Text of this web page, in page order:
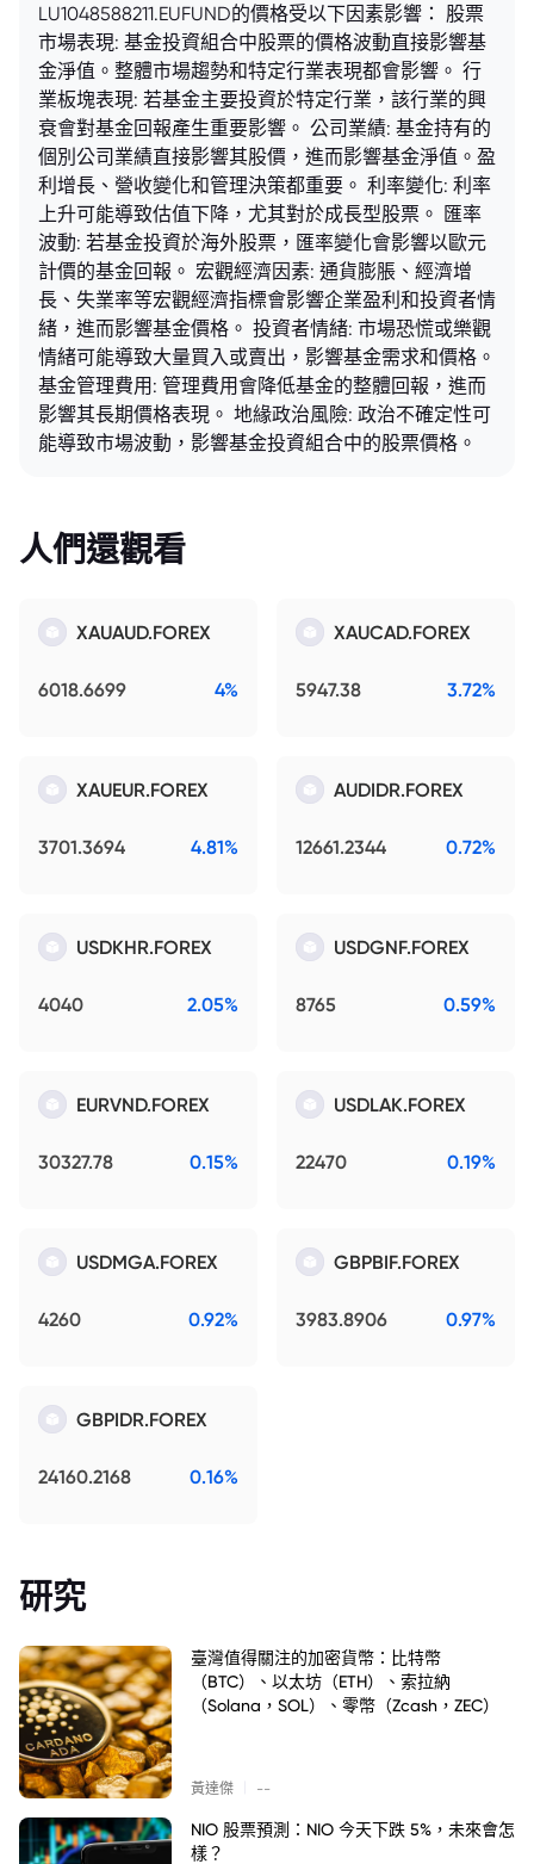
LU1048588211.EUFUND的價格受以下因素影響： 股票
市場表現: 基金投資組合中股票的價格波動直接影響基
金淨值。整體市場趨勢和特定行業表現都會影響。 行
業板塊表現: 若基金主要投資於特定行業，該行業的興
衰會對基金回報產生重要影響。 公司業績: 基金持有的
個別公司業績直接影響其股價，進而影響基金淨值。盈
利增長、營收變化和管理決策都重要。 利率變化: 利率
上升可能導致估值下降，尤其對於成長型股票。 匯率
波動: 若基金投資於海外股票，匯率變化會影響以歐元
計價的基金回報。 宏觀經濟因素: 通貨膨脹、經濟增
長、失業率等宏觀經濟指標會影響企業盈利和投資者情
緒，進而影響基金價格。 投資者情緒: 市場恐慌或樂觀
情緒可能導致大量買入或賣出，影響基金需求和價格。
基金管理費用: 管理費用會降低基金的整體回報，進而
影響其長期價格表現。 地緣政治風險: 政治不確定性可
能導致市場波動，影響基金投資組合中的股票價格。
人們還觀看
XAUAUD.FOREX
6018.6699 4%
XAUCAD.FOREX
5947.38 3.72%
XAUEUR.FOREX
3701.3694 4.81%
AUDIDR.FOREX
12661.2344 0.72%
USDKHR.FOREX
4040 2.05%
USDGNF.FOREX
8765 0.59%
EURVND.FOREX
30327.78 0.15%
USDLAK.FOREX
22470 0.19%
USDMGA.FOREX
4260 0.92%
GBPBIF.FOREX
3983.8906 0.97%
GBPIDR.FOREX
24160.2168 0.16%
研究
臺灣值得關注的加密貨幣：比特幣
（BTC）、以太坊（ETH）、索拉納
（Solana，SOL）、零幣（Zcash，ZEC）
黃達傑 --
NIO 股票預測：NIO 今天下跌 5%，未來會怎
樣？